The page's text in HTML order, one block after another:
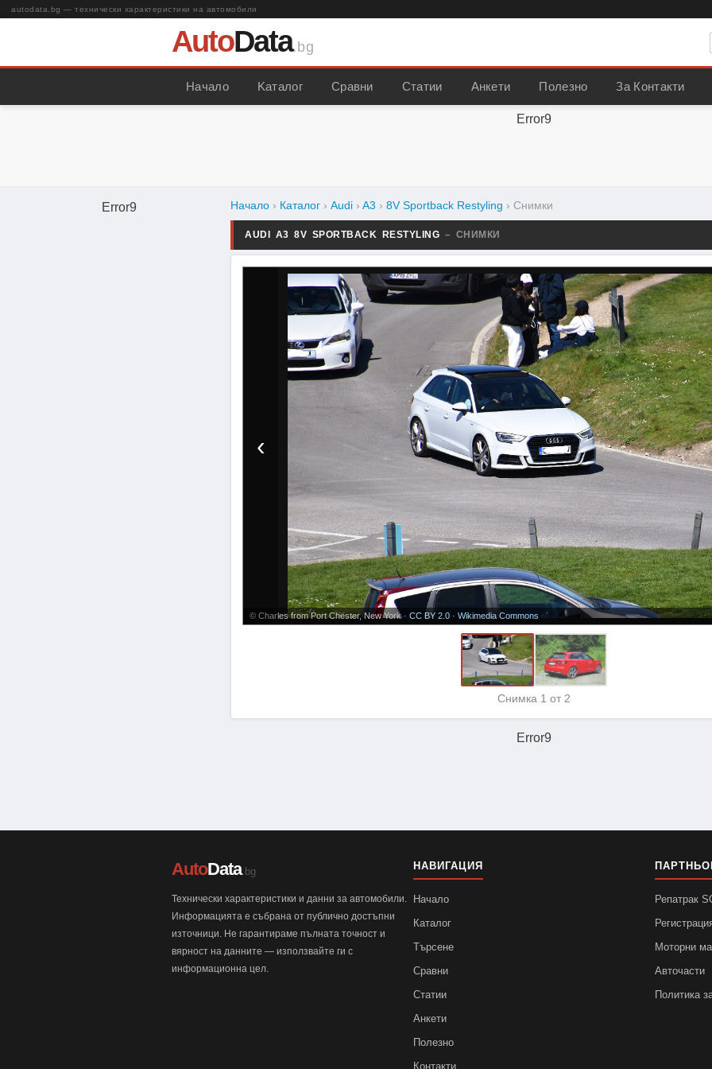
autodata.bg — технически характеристики на автомобили
AutoData.bg
Начало Kаталог Сравни Статии Анкети Полезно За Контакти
Error9
Error9 Начало › Каталог › Audi › A3 › 8V Sportback Restyling › Снимки
AUDI A3 8V SPORTBACK RESTYLING – СНИМКИ
© Charles from Port Chester, New York · CC BY 2.0 · Wikimedia Commons
‹
Снимка 1 от 2
Error9
AutoData.bg
Технически характеристики и данни за автомобили.
Информацията е събрана от публично достъпни
източници. Не гарантираме пълната точност и
вярност на данните — използвайте ги с
информационна цел.
НАВИГАЦИЯ
Начало
Каталог
Търсене
Сравни
Статии
Анкети
Полезно
Контакти
Репатрак
Моторни
Авточасти
Политика